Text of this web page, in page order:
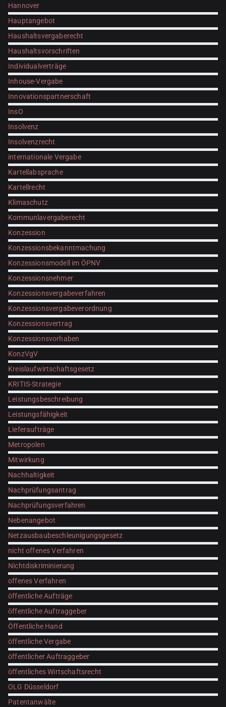
Hannover
Hauptangebot
Haushaltsvergaberecht
Haushaltsvorschriften
Individualverträge
Inhouse-Vergabe
Innovationspartnerschaft
InsO
Insolvenz
Insolvenzrecht
internationale Vergabe
Kartellabsprache
Kartellrecht
Klimaschutz
Kommunlavergaberecht
Konzession
Konzessionsbekanntmachung
Konzessionsmodell im ÖPNV
Konzessionsnehmer
Konzessionsvergabeverfahren
Konzessionsvergabeverordnung
Konzessionsvertrag
Konzessionsvorhaben
KonzVgV
Kreislaufwirtschaftsgesetz
KRITIS-Strategie
Leistungsbeschreibung
Leistungsfähigkeit
Lieferaufträge
Metropolen
Mitwirkung
Nachhaltigkeit
Nachprüfungsantrag
Nachprüfungsverfahren
Nebenangebot
Netzausbaubeschleunigungsgesetz
nicht offenes Verfahren
Nichtdiskriminierung
offenes Verfahren
öffentliche Aufträge
öffentliche Auftraggeber
Öffentliche Hand
öffentliche Vergabe
öffentlicher Auftraggeber
öffentliches Wirtschaftsrecht
OLG Düsseldorf
Patentanwälte